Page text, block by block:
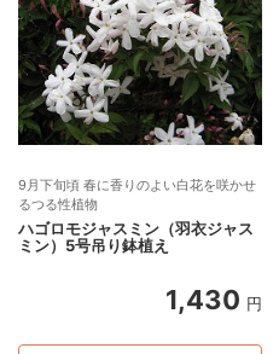
9月下旬頃 春に香りのよい白花を咲かせ
るつる性植物
ハゴロモジャスミン（羽衣ジャス
ミン）5号吊り鉢植え
1,430 円